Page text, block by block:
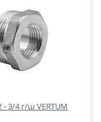
3/4 г/ш VERTUM